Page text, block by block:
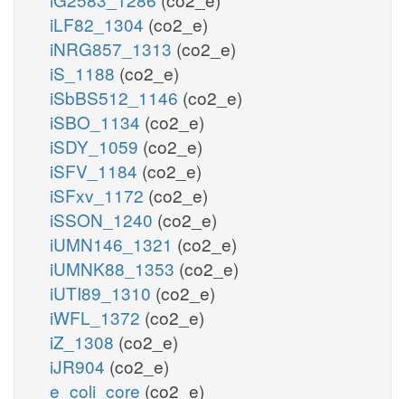
iLF82_1304 (co2_e)
iNRG857_1313 (co2_e)
iS_1188 (co2_e)
iSbBS512_1146 (co2_e)
iSBO_1134 (co2_e)
iSDY_1059 (co2_e)
iSFV_1184 (co2_e)
iSFxv_1172 (co2_e)
iSSON_1240 (co2_e)
iUMN146_1321 (co2_e)
iUMNK88_1353 (co2_e)
iUTI89_1310 (co2_e)
iWFL_1372 (co2_e)
iZ_1308 (co2_e)
iJR904 (co2_e)
e_coli_core (co2_e)